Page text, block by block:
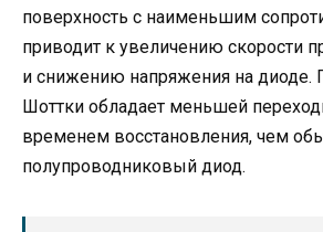
поверхность с наименьшим
приводит к увеличению скорости
и снижению напряжения на диоде.
Шоттки обладает меньшей
временем восстановления, чем
полупроводниковый диод.